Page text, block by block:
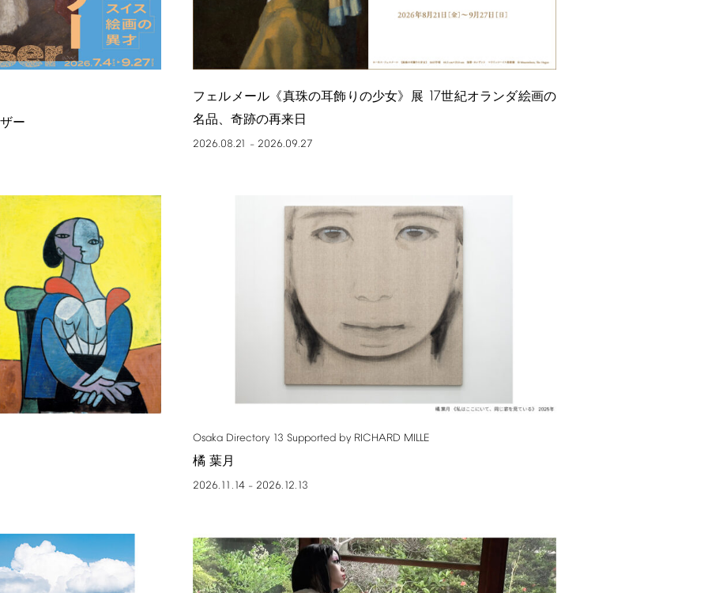
ー
フェルメール《真珠の耳飾りの少女》展 17世紀オランダ絵画の
名品、奇跡の再来日
2026.08.21 – 2026.09.27
Osaka Directory 13 Supported by RICHARD MILLE
橘 葉月
2026.11.14 – 2026.12.13